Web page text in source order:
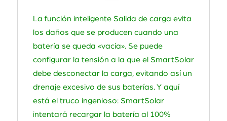
La función inteligente Salida de carga evita
los daños que se producen cuando una
batería se queda «vacía». Se puede
configurar la tensión a la que el SmartSolar
debe desconectar la carga, evitando así un
drenaje excesivo de sus baterías. Y aquí
está el truco ingenioso: SmartSolar
intentará recargar la batería al 100%